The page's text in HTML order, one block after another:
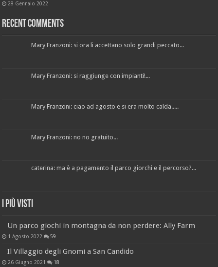
28 Gennaio 2022
Recent Comments
Mary Franzoni: si ora li accettano solo grandi peccato...
Mary Franzoni: si raggiunge con impianti!...
Mary Franzoni: ciao ad agosto e si era molto calda.....
Mary Franzoni: no no gratuito...
caterina: ma è a pagamento il parco giorchi e il percorso?...
I più visti
Un parco giochi in montagna da non perdere: Ally Farm
1 Agosto 2022 59
Il Villaggio degli Gnomi a San Candido
26 Giugno 2021 18